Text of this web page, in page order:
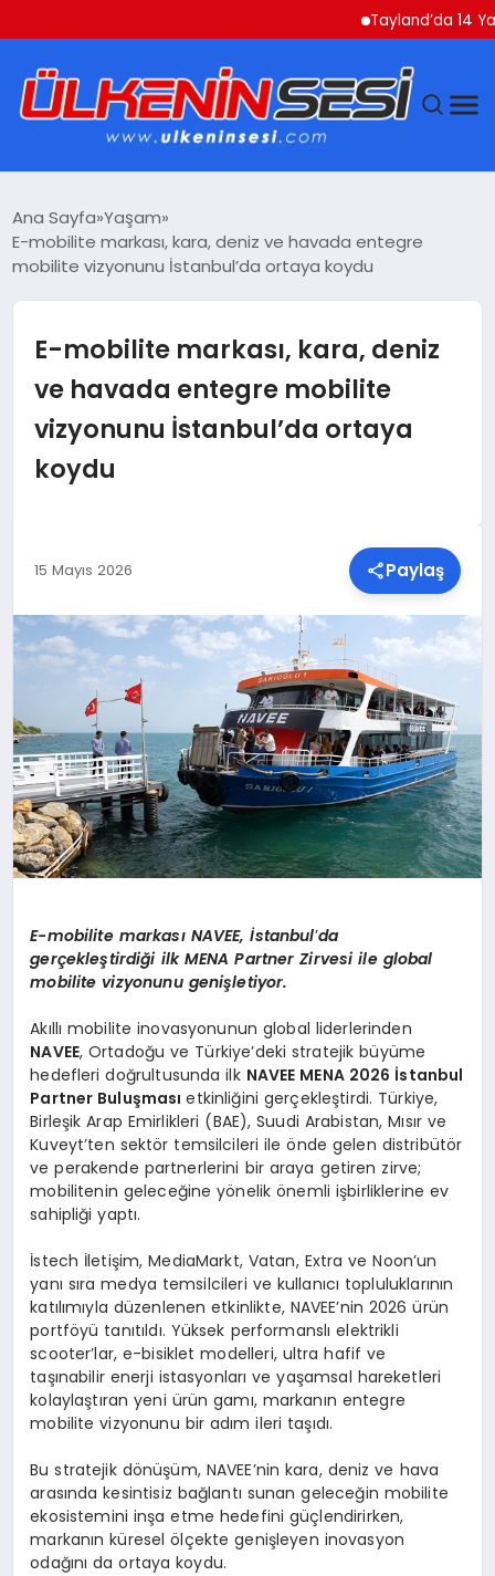
Tayland’da 14
EKONOMI
SAĞLIK
SIYASET
YAŞAM
MALATYA HABERLERI
Ana Sayfa Yaşam
E-mobilite markası, kara, deniz ve havada entegre
mobilite vizyonunu İstanbul’da ortaya koydu
E-mobilite markası, kara, deniz
ve havada entegre mobilite
vizyonunu İstanbul’da ortaya
koydu
15 Mayıs 2026 Paylaş
E-mobilite markası NAVEE,İstanbul’da
gerçekleştirdiği ilk MENA Partner Zirvesi ile global
mobilitevizyonunu genişletiyor.
Akıllı mobilite inovasyonunun global liderlerinden
NAVEE, Ortadoğu ve Türkiye’deki stratejik büyüme
hedefleri doğrultusunda ilk NAVEE MENA 2026 İstanbul
Partner Buluşmasıetkinliğini gerçekleştirdi. Türkiye,
Birleşik Arap Emirlikleri (BAE), Suudi Arabistan, Mısır ve
Kuveyt’ten sektör temsilcileri ile önde gelen distribütör
ve perakende partnerlerini bir araya getiren zirve;
mobilitenin geleceğine yönelik önemli işbirliklerine ev
sahipliği yaptı.
İstech İletişim, MediaMarkt, Vatan, Extra ve Noon’un
yanı sıra medya temsilcileri ve kullanıcı topluluklarının
katılımıyla düzenlenen etkinlikte, NAVEE’nin 2026 ürün
portföyü tanıtıldı. Yüksek performanslı elektrikli
scooter’lar, e-bisiklet modelleri, ultra hafif ve
taşınabilir enerji istasyonları ve yaşamsal hareketleri
kolaylaştıran yeni ürün gamı, markanın entegre
mobilite vizyonunu bir adım ileri taşıdı.
Bu stratejik dönüşüm, NAVEE’nin kara, deniz ve hava
arasında kesintisiz bağlantı sunan geleceğin mobilite
ekosistemini inşa etme hedefini güçlendirirken,
markanın küresel ölçekte genişleyen inovasyon
odağını da ortaya koydu.